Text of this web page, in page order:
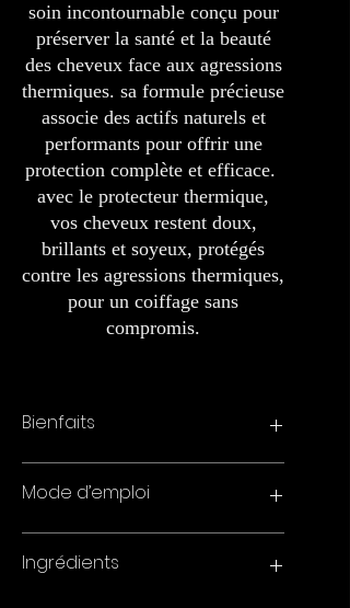
soin incontournable conçu pour
préserver la santé et la beauté
des cheveux face aux agressions
thermiques. sa formule précieuse
associe des actifs naturels et
performants pour offrir une
protection complète et efficace.
avec le protecteur thermique,
vos cheveux restent doux,
brillants et soyeux, protégés
contre les agressions thermiques,
pour un coiffage sans
compromis.
Bienfaits
fibre capillaire, tandis que l’huile d’amla
murumuru, connu pour ses propriétés
Mode d’emploi
des outils chauffants, étalez une quantité
Ingrédients